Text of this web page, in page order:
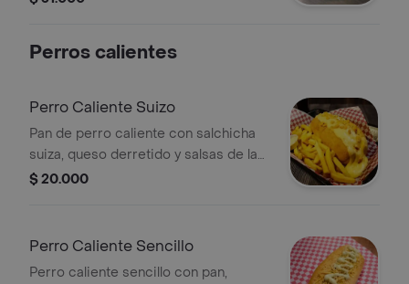
Perros calientes
Perro Caliente Suizo
Pan de perro caliente con salchicha
suiza, queso derretido y salsas de la
casa, acompañado de papas fritas.
$ 20.000
Perro Caliente Sencillo
Perro caliente sencillo con pan,